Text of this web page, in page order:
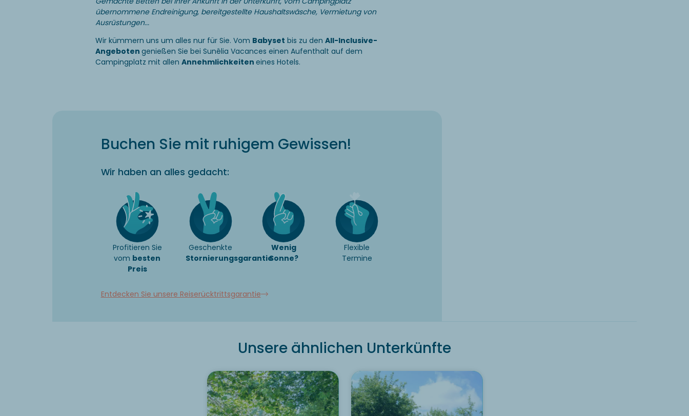
übernommene Endreinigung, bereitgestellte Haushaltswäsche, Vermietung von
Ausrüstungen...
Wir kümmern uns um alles nur für Sie. Vom Babyset bis zu den All-Inclusive-
Angeboten genießen Sie bei Sunêlia Vacances einen Aufenthalt auf dem
Campingplatz mit allen Annehmlichkeiten eines Hotels.
Buchen Sie mit ruhigem Gewissen!
Wir haben an alles gedacht:
Profitieren Sie
vom besten
Preis
Geschenkte
Stornierungsgarantie
Wenig
Sonne?
Flexible
Termine
Entdecken Sie unsere Reiserücktrittsgarantie
Unsere ähnlichen Unterkünfte